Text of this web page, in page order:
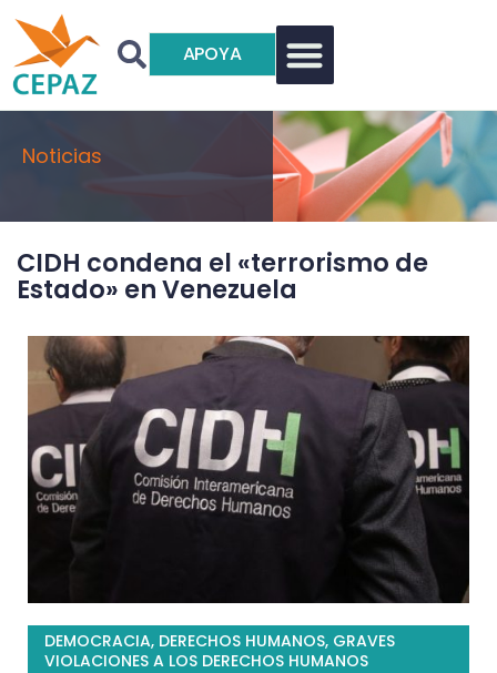
APOYA
Noticias
CIDH condena el «terrorismo de
Estado» en Venezuela
DEMOCRACIA, DERECHOS HUMANOS, GRAVES
VIOLACIONES A LOS DERECHOS HUMANOS